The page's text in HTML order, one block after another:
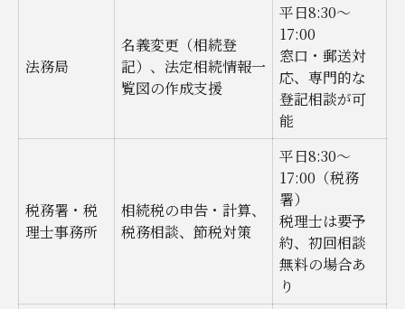
法務局
名義変更（相続登
記）、法定相続情報一
覧図の作成支援
平日8:30〜
17:00
窓口・郵送対
応、専門的な
登記相談が可
能
税務署・税
理士事務所
相続税の申告・計算、
税務相談、節税対策
平日8:30〜
17:00（税務
署）
税理士は要予
約、初回相談
無料の場合あ
り